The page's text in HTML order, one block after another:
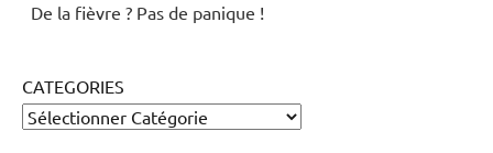
De la fièvre ? Pas de panique !
CATEGORIES